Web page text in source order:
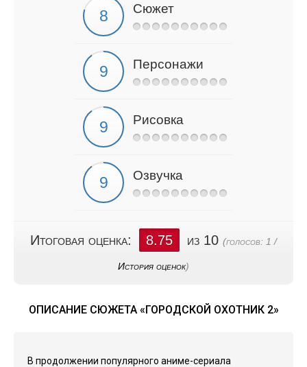
Сюжет
Персонажи
Рисовка
Озвучка
Итоговая оценка: 8.75 из 10 (голосов: 1 /
История оценок)
ОПИСАНИЕ СЮЖЕТА «ГОРОДСКОЙ ОХОТНИК 2»
В продолжении популярного аниме-сериала